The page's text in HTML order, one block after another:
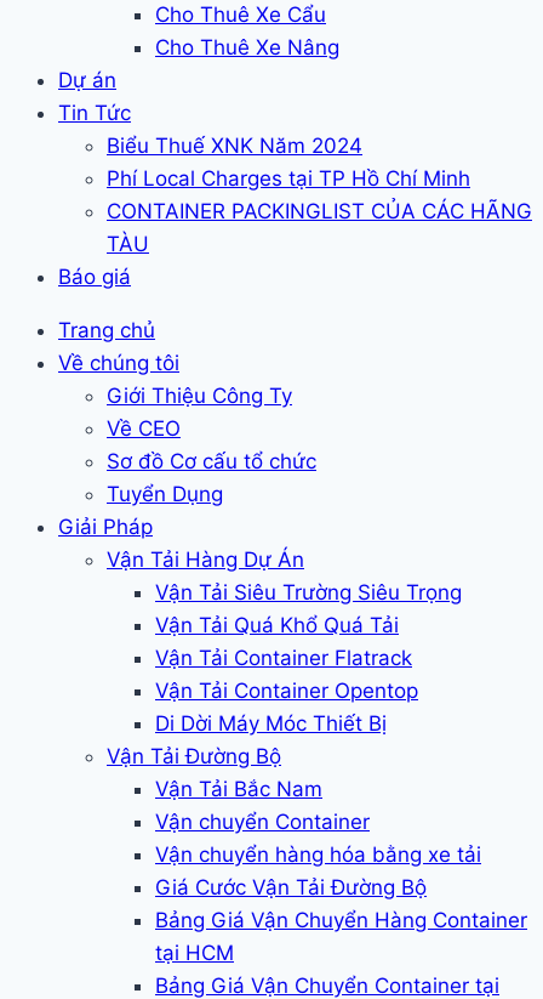
Cho Thuê Xe Cẩu
Cho Thuê Xe Nâng
Dự án
Tin Tức
Biểu Thuế XNK Năm 2024
Phí Local Charges tại TP Hồ Chí Minh
CONTAINER PACKINGLIST CỦA CÁC HÃNG
TÀU
Báo giá
Trang chủ
Về chúng tôi
Giới Thiệu Công Ty
Về CEO
Sơ đồ Cơ cấu tổ chức
Tuyển Dụng
Giải Pháp
Vận Tải Hàng Dự Án
Vận Tải Siêu Trường Siêu Trọng
Vận Tải Quá Khổ Quá Tải
Vận Tải Container Flatrack
Vận Tải Container Opentop
Di Dời Máy Móc Thiết Bị
Vận Tải Đường Bộ
Vận Tải Bắc Nam
Vận chuyển Container
Vận chuyển hàng hóa bằng xe tải
Giá Cước Vận Tải Đường Bộ
Bảng Giá Vận Chuyển Hàng Container
tại HCM
Bảng Giá Vận Chuyển Container tại